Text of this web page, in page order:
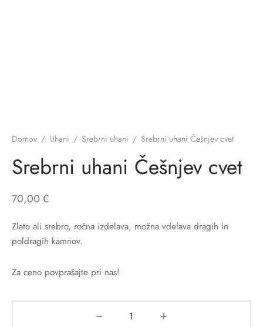
Domov / Uhani / Srebrni uhani / Srebrni uhani Češnjev cvet
Srebrni uhani Češnjev cvet
70,00 €
Zlato ali srebro, ročna izdelava, možna vdelava dragih in
poldragih kamnov.
Za ceno povprašajte pri nas!